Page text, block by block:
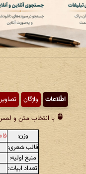
اطّلاعات واژگان تصاویر
با انتخاب متن و
وزن:
قالب شعری:
منبع اولیه:
تعداد ابیات: